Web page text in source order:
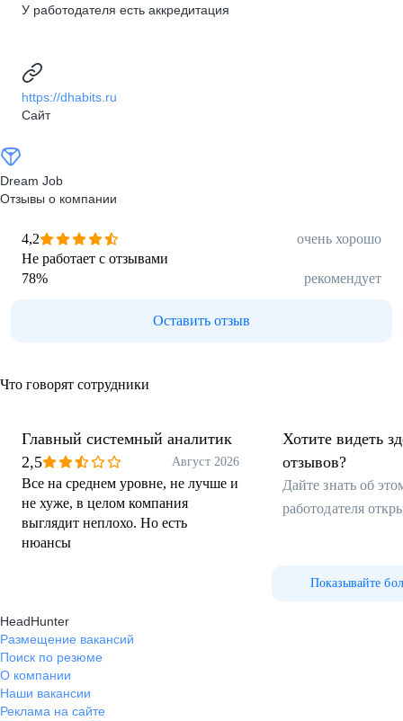
У работодателя есть аккредитация
https://dhabits.ru
Сайт
Dream Job
Отзывы о компании
4,2
очень хорошо
Не работает с отзывами
78% рекомендует
Оставить отзыв
Что говорят сотрудники
Главный системный аналитик
2,5
Август 2026
Все на среднем уровне, не лучше и
не хуже, в целом компания
выглядит неплохо. Но есть
нюансы
Хотите видеть
отзывов?
Дайте знать об
работодателя
Показывайте
HeadHunter
Размещение вакансий
Поиск по резюме
О компании
Наши вакансии
Реклама на сайте